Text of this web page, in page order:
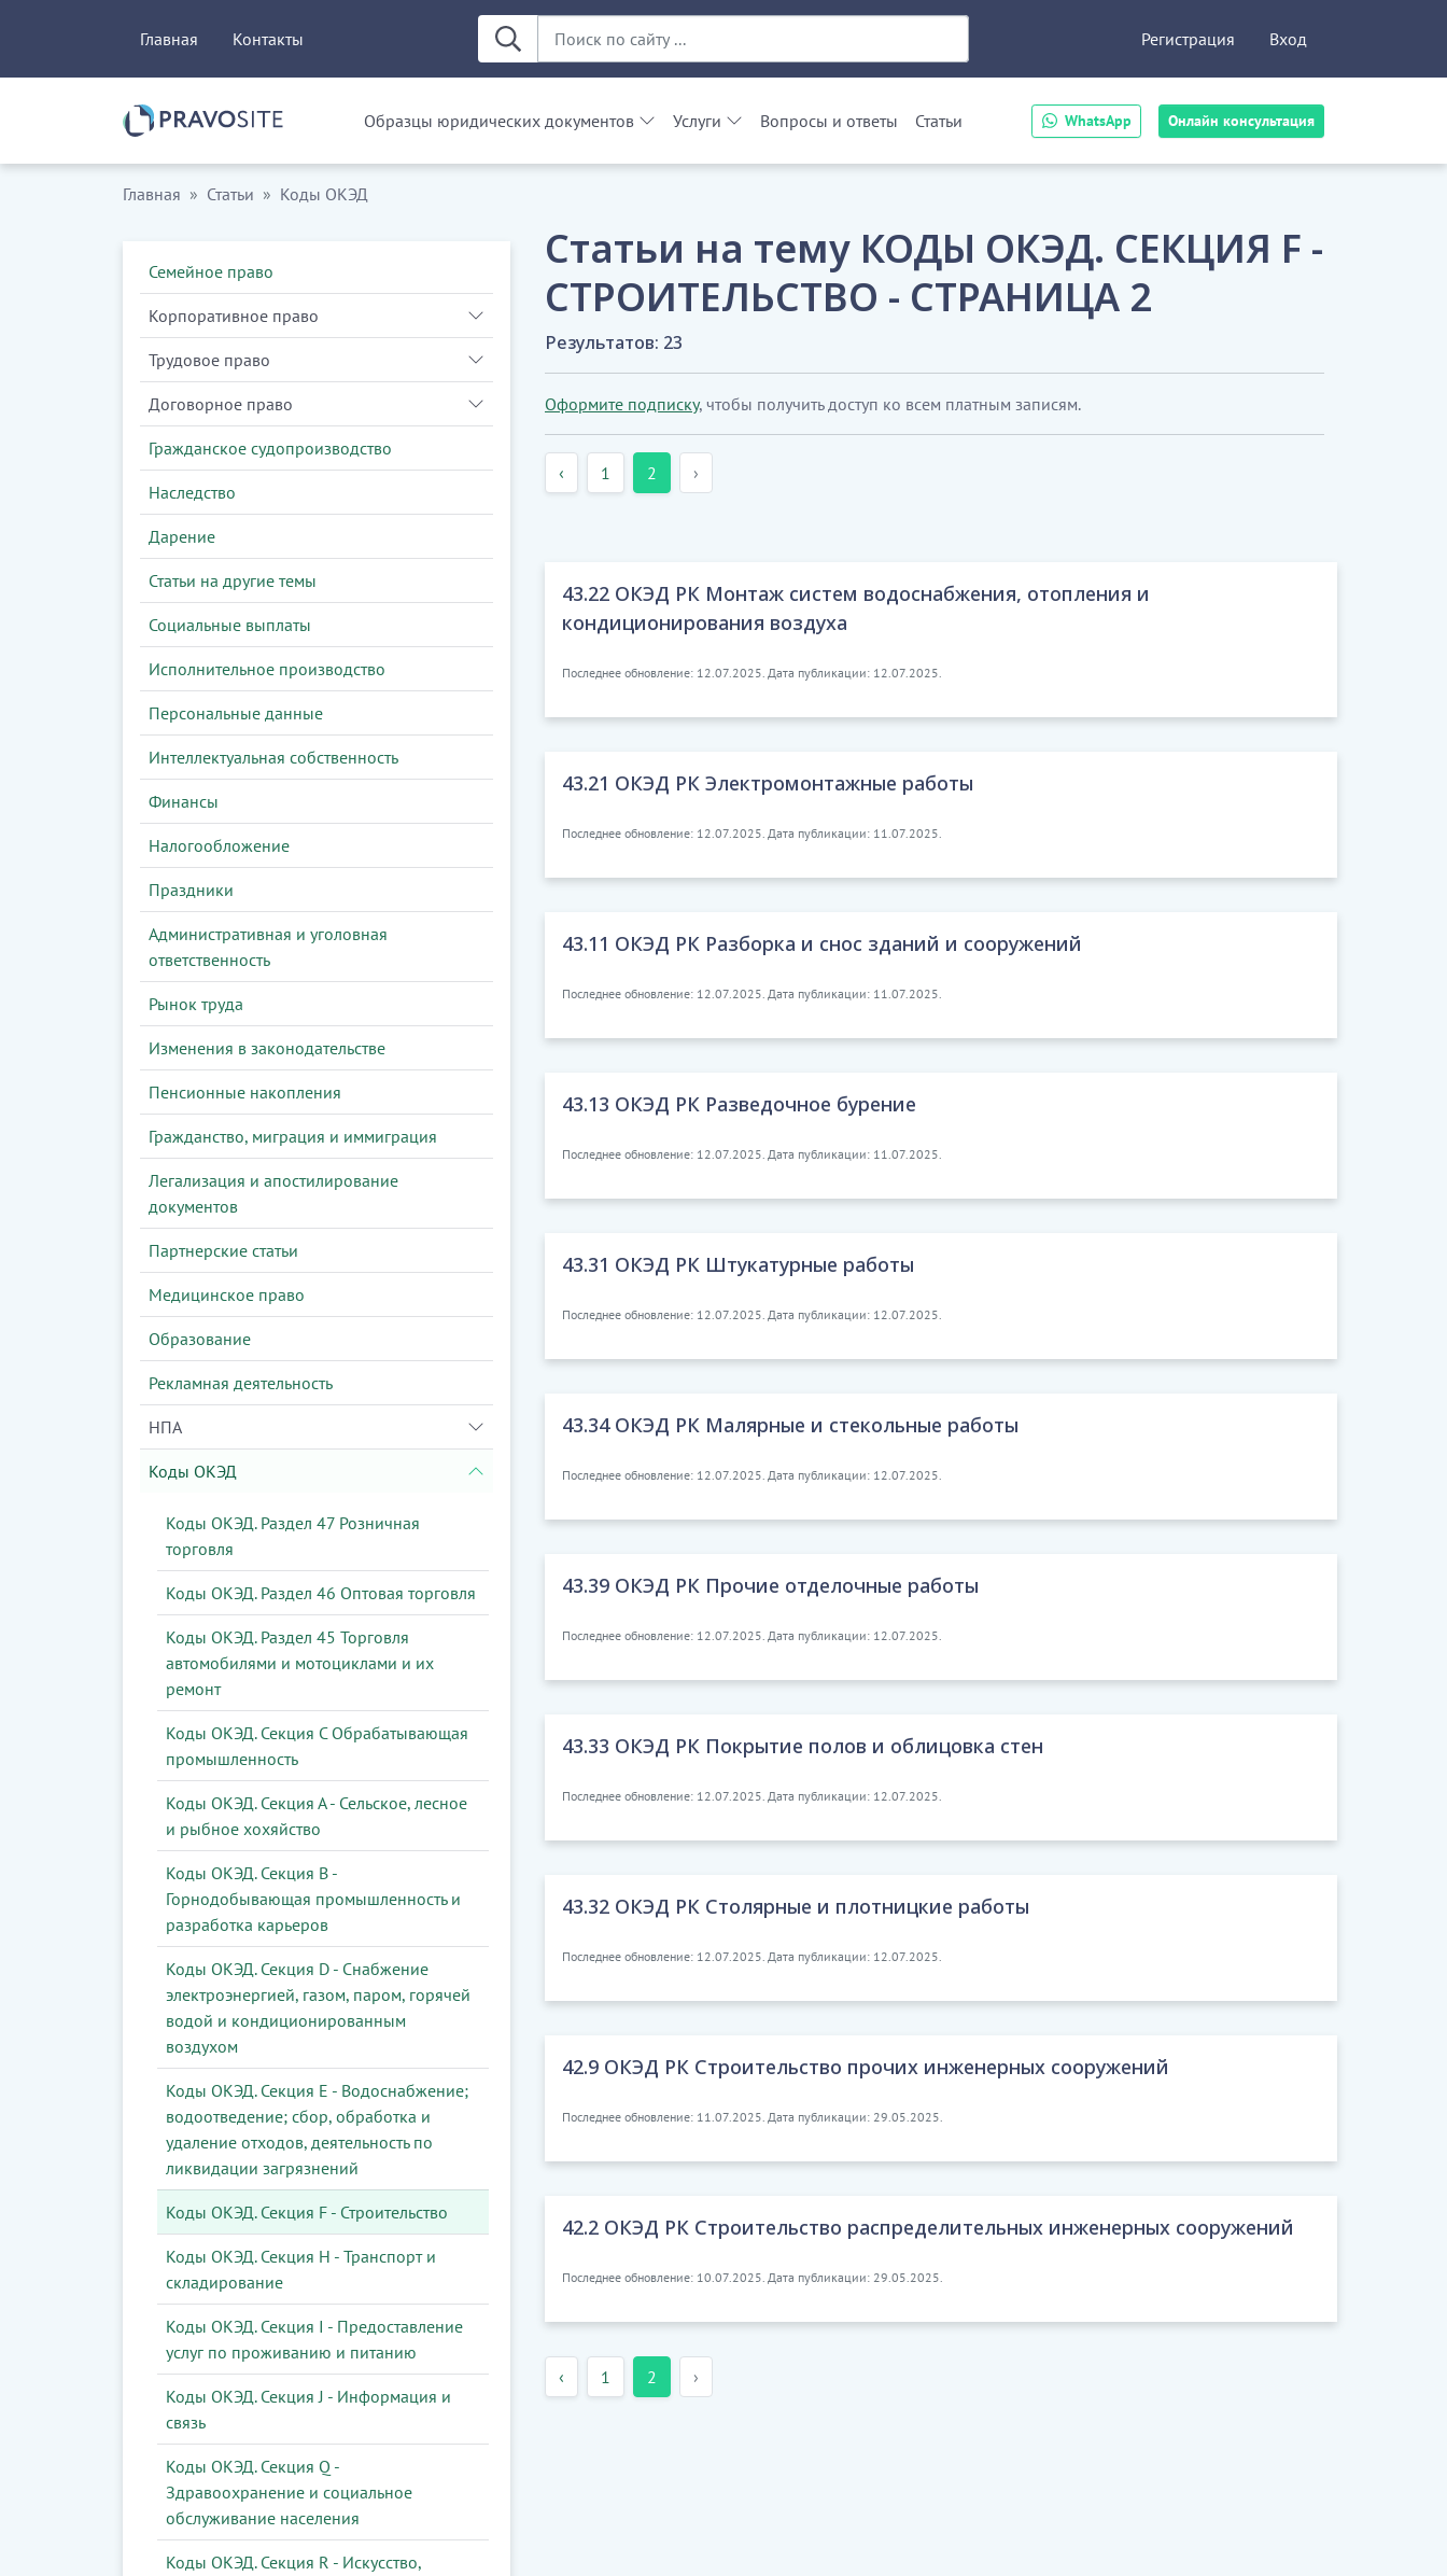
WhatsApp Онлайн консультация
Главная Контакты Регистрация Вход
Образцы юридических документов Услуги Вопросы и ответы Статьи
Главная Статьи Коды ОКЭД
Семейное право
Корпоративное право
Трудовое право
Договорное право
Гражданское судопроизводство
Наследство
Дарение
Статьи на другие темы
Социальные выплаты
Исполнительное производство
Персональные данные
Интеллектуальная собственность
Финансы
Налогообложение
Праздники
Административная и уголовная
ответственность
Рынок труда
Изменения в законодательстве
Пенсионные накопления
Гражданство, миграция и иммиграция
Легализация и апостилирование
документов
Партнерские статьи
Медицинское право
Образование
Рекламная деятельность
НПА
Коды ОКЭД
Коды ОКЭД. Раздел 47 Розничная
торговля
Коды ОКЭД. Раздел 46 Оптовая торговля
Коды ОКЭД. Раздел 45 Торговля
автомобилями и мотоциклами и их
ремонт
Коды ОКЭД. Секция С Обрабатывающая
промышленность
Коды ОКЭД. Секция А - Сельское, лесное
и рыбное хохяйство
Коды ОКЭД. Секция В -
Горнодобывающая промышленность и
разработка карьеров
Коды ОКЭД. Секция D - Снабжение
электроэнергией, газом, паром, горячей
водой и кондиционированным
воздухом
Коды ОКЭД. Секция Е - Водоснабжение;
водоотведение; сбор, обработка и
удаление отходов, деятельность по
ликвидации загрязнений
Коды ОКЭД. Секция F - Строительство
Коды ОКЭД. Секция Н - Транспорт и
складирование
Коды ОКЭД. Секция I - Предоставление
услуг по проживанию и питанию
Коды ОКЭД. Секция J - Информация и
связь
Коды ОКЭД. Секция Q -
Здравоохранение и социальное
обслуживание населения
Коды ОКЭД. Секция R - Искусство,
Статьи на тему КОДЫ ОКЭД. СЕКЦИЯ F -
СТРОИТЕЛЬСТВО - СТРАНИЦА 2
Результатов: 23
Оформите подписку, чтобы получить доступ ко всем платным записям.
‹ 1 2 ›
43.22 ОКЭД РК Монтаж систем водоснабжения, отопления и
кондиционирования воздуха
Последнее обновление: 12.07.2025. Дата публикации: 12.07.2025.
43.21 ОКЭД РК Электромонтажные работы
Последнее обновление: 12.07.2025. Дата публикации: 11.07.2025.
43.11 ОКЭД РК Разборка и снос зданий и сооружений
Последнее обновление: 12.07.2025. Дата публикации: 11.07.2025.
43.13 ОКЭД РК Разведочное бурение
Последнее обновление: 12.07.2025. Дата публикации: 11.07.2025.
43.31 ОКЭД РК Штукатурные работы
Последнее обновление: 12.07.2025. Дата публикации: 12.07.2025.
43.34 ОКЭД РК Малярные и стекольные работы
Последнее обновление: 12.07.2025. Дата публикации: 12.07.2025.
43.39 ОКЭД РК Прочие отделочные работы
Последнее обновление: 12.07.2025. Дата публикации: 12.07.2025.
43.33 ОКЭД РК Покрытие полов и облицовка стен
Последнее обновление: 12.07.2025. Дата публикации: 12.07.2025.
43.32 ОКЭД РК Столярные и плотницкие работы
Последнее обновление: 12.07.2025. Дата публикации: 12.07.2025.
42.9 ОКЭД РК Строительство прочих инженерных сооружений
Последнее обновление: 11.07.2025. Дата публикации: 29.05.2025.
42.2 ОКЭД РК Строительство распределительных инженерных сооружений
Последнее обновление: 10.07.2025. Дата публикации: 29.05.2025.
‹ 1 2 ›